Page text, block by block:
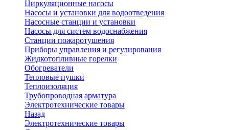
Циркуляционные насосы
Насосы и установки для водоотведения
Насосные станции и установки
Насосы для систем водоснабжения
Станции пожаротушения
Приборы управления и регулирования
Жидкотопливные горелки
Обогреватели
Тепловые пушки
Теплоизоляция
Трубопроводная арматура
Электротехнические товары
Назад
Электротехнические товары